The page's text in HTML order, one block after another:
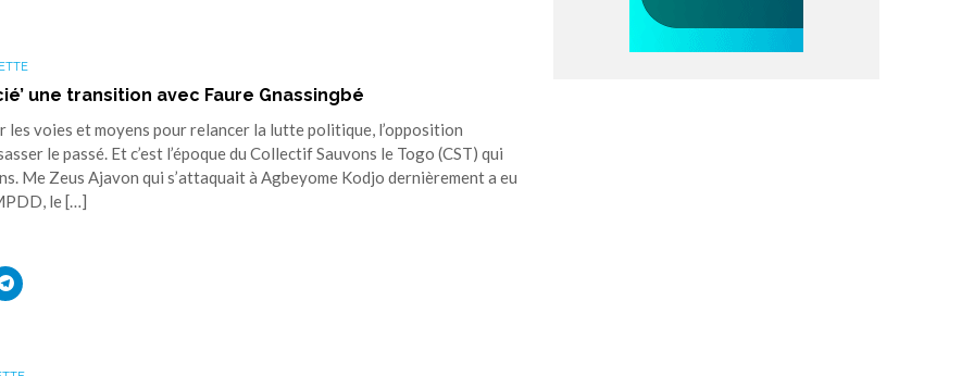
nouvelle
fenêtre)
une transition avec Faure Gnassingbé
voies et moyens pour relancer la lutte politique, l’opposition
le passé. Et c’est l’époque du Collectif Sauvons le Togo (CST) qui
Me Zeus Ajavon qui s’attaquait à Agbeyome Kodjo dernièrement a eu
le […]
Cliquez
pour